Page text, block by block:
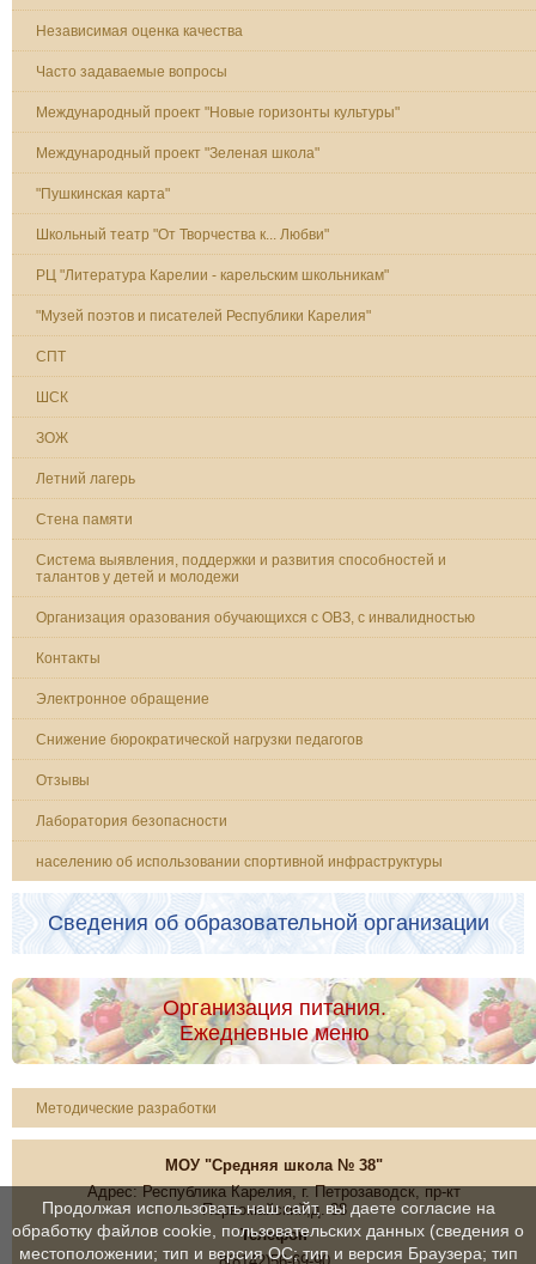
Независимая оценка качества
Часто задаваемые вопросы
Международный проект "Новые горизонты культуры"
Международный проект "Зеленая школа"
"Пушкинская карта"
Школьный театр "От Творчества к... Любви"
РЦ "Литература Карелии - карельским школьникам"
"Музей поэтов и писателей Республики Карелия"
СПТ
ШСК
ЗОЖ
Летний лагерь
Стена памяти
Система выявления, поддержки и развития способностей и
талантов у детей и молодежи
Организация оразования обучающихся с ОВЗ, с инвалидностью
Контакты
Электронное обращение
Снижение бюрократической нагрузки педагогов
Отзывы
Лаборатория безопасности
населению об использовании спортивной инфраструктуры
Сведения об образовательной организации
Организация питания.
Ежедневные меню
Методические разработки
МОУ "Средняя школа № 38"
Адрес: Республика Карелия, г. Петрозаводск, пр-кт
Первомайский,д. 38
Телефон
Продолжая использовать наш сайт, вы даете согласие на
обработку файлов cookie, пользовательских данных (сведения о
местоположении; тип и версия ОС; тип и версия Браузера; тип